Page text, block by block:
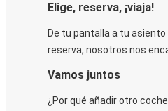
Elige, reserva, ¡viaja!
De tu pantalla a tu
reserva, nosotros nos
Vamos juntos
¿Por qué añadir otro